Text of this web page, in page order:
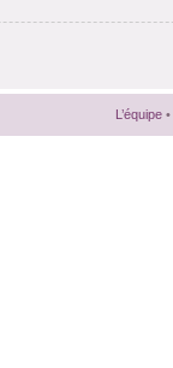
L’équipe •